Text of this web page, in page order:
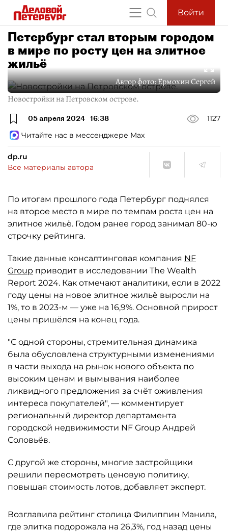
Войти
Петербург стал вторым городом
в мире по росту цен на элитное
жильё
Автор фото:Ермохин Сергей
Новостройки на Петровском острове.
05 апреля 2024 16:38
1127
Читайте нас в мессенджере Max
dp.ru
Все материалы автора
По итогам прошлого года Петербург поднялся
на второе место в мире по темпам роста цен на
элитное жильё. Годом ранее город занимал 80-ю
строчку рейтинга.
Такие данные консалтинговая компания NF
Group приводит в исследовании The Wealth
Report 2024. Как отмечают аналитики, если в 2022
году цены на новое элитное жильё выросли на
1%, то в 2023-м — уже на 16,9%. Основной прирост
цены пришёлся на конец года.
"С одной стороны, стремительная динамика
была обусловлена структурными изменениями
в части выхода на рынок нового объекта по
высоким ценам и вымывания наиболее
ликвидного предложения за счёт оживления
интереса покупателей", — комментирует
региональный директор департамента
городской недвижимости NF Group Андрей
Соловьёв.
С другой же стороны, многие застройщики
решили пересмотреть ценовую политику,
повышая стоимость лотов, добавляет эксперт.
Возглавила рейтинг столица Филиппин Манила,
где элитка подорожала на 26,3%, год назад цены